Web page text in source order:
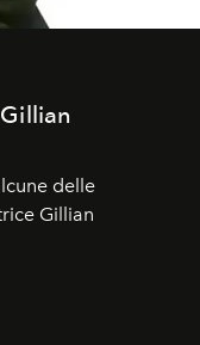
delle
Gillian